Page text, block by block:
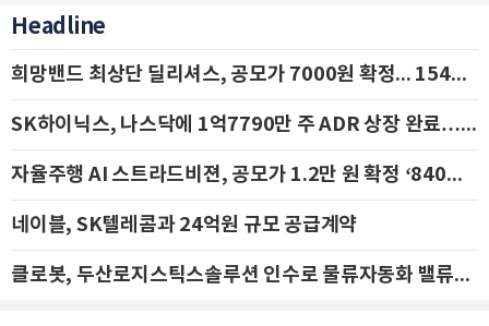
Headline
희망밴드 최상단 딜리셔스, 공모가 7000원 확정... 154억 규모 IPO 돌입
SK하이닉스, 나스닥에 1억7790만 주 ADR 상장 완료…29일 국내 추가 상장
자율주행 AI 스트라드비젼, 공모가 1.2만 원 확정 ‘840억 수혈’
네이블, SK텔레콤과 24억원 규모 공급계약
클로봇, 두산로지스틱스솔루션 인수로 물류자동화 밸류체인 확장 추진 - IBK투자증권